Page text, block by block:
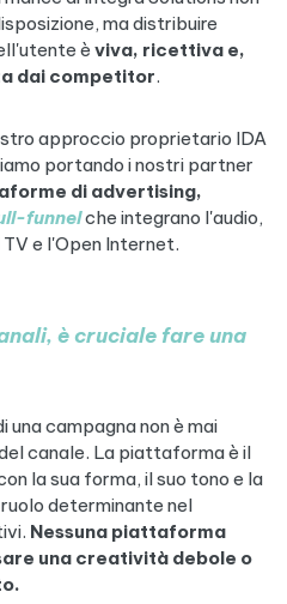
ma distribuire
è viva, ricettiva e,
dai competitor.
approccio proprietario IDA
portando i nostri partner
di advertising,
funnelche integrano l'audio,
e l'Open Internet.
è cruciale fare una
una campagna non è mai
canale. La piattaforma è il
la sua forma, il suo tono e la
determinante nel
Nessuna piattaforma
una creatività debole o